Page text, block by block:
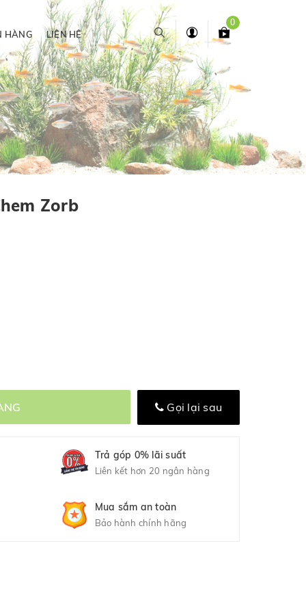
HÀNG LIÊN HỆ
0
Zorb
Gọi lại sau
Trả góp 0% lãi suất
Liên kết hơn 20 ngân hàng
Mua sắm an toàn
Bảo hành chính hãng